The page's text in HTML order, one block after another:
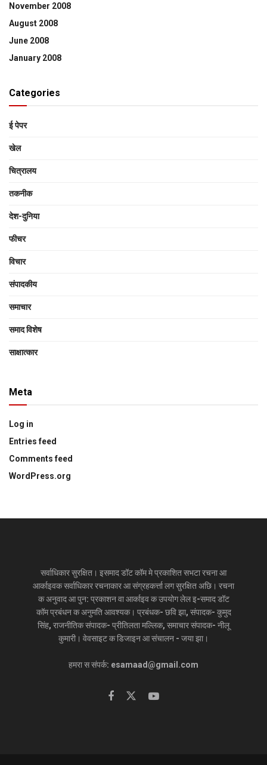
November 2008
August 2008
June 2008
January 2008
Categories
ई पेपर
खेल
चित्रालय
तकनीक
देश-दुनिया
फीचर
विचार
संपादकीय
समाचार
समाद विशेष
साक्षात्‍कार
Meta
Log in
Entries feed
Comments feed
WordPress.org
सर्वाधिकार सुरक्षित। इसमाद डॉट कॉम मे प्रकाशित सभटा रचना आ
आर्काइवक सर्वाधिकार रचनाकार आ संग्रहकर्त्ता लग सुरक्षित अछि। रचना
क अनुवाद आ पुन: प्रकाशन वा आर्काइव क उपयोग लेल इ-समाद डॉट
कॉम प्रबंधन क अनुमति आवश्यक। प्रबंधक- छवि झा, संपादक- कुमुद
सिंह, राजनीतिक संपादक- प्रीतिलता मल्लिक, समाचार संपादक- नीलू
कुमारी। वेवसाइट क डिजाइन आ संचालन - जया झा।
हमरा स संपर्क: esamaad@gmail.com